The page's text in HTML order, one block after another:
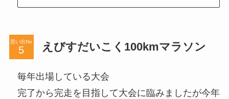
思い出No えびすだいこく100kmマラソン
毎年出場している大会
完了から完走を目指して大会に臨みましたが今年